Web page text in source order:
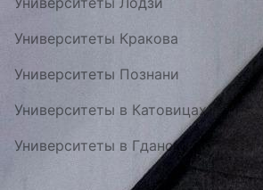
Университеты Кракова
Университеты Познани
Университеты в Катовицах
Университеты в Гданску